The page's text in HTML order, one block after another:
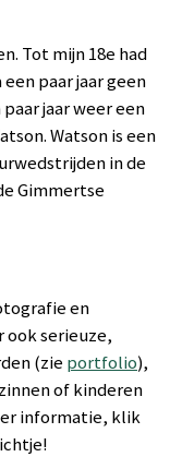
Tot mijn 18e had
paar jaar geen
jaar weer een
Watson is een
in de
Gimmertse
en
ook serieuze,
(zie portfolio),
of kinderen
informatie, klik